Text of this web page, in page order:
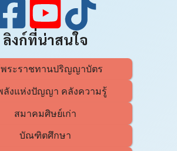
ลิงก์ที่น่าสนใจ
ระราชทานปริญญาบัตร
งแห่งปัญญา คลังความรู้
สมาคมศิษย์เก่า
บัณฑิตศึกษา